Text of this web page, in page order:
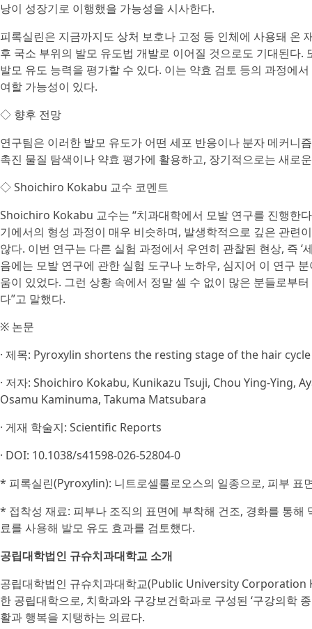
낭이 성장기로 이행했을 가능성을 시사한다.
피록실린은 지금까지도 상처 보호나 고정 등 인체에 사용돼 온
후 국소 부위의 발모 유도법 개발로 이어질 것으로도 기대된다
발모 유도 능력을 평가할 수 있다. 이는 약효 검토 등의 과정에
여할 가능성이 있다.
◇ 향후 전망
연구팀은 이러한 발모 유도가 어떤 세포 반응이나 분자 메커니
촉진 물질 탐색이나 약효 평가에 활용하고, 장기적으로는 새로
◇ Shoichiro Kokabu 교수 코멘트
Shoichiro Kokabu 교수는 “치과대학에서 모발 연구를 진행한
기에서의 형성 과정이 매우 비슷하며, 발생학적으로 깊은 관련
않다. 이번 연구는 다른 실험 과정에서 우연히 관찰된 현상, 즉
음에는 모발 연구에 관한 실험 도구나 노하우, 심지어 이 연구
움이 있었다. 그런 상황 속에서 정말 셀 수 없이 많은 분들로부
다”고 말했다.
※ 논문
· 제목: Pyroxylin shortens the resting stage of the hair
· 저자: Shoichiro Kokabu, Kunikazu Tsuji, Chou Ying-Ying,
Osamu Kaminuma, Takuma Matsubara
· 게재 학술지: Scientific Reports
· DOI: 10.1038/s41598-026-52804-0
* 피록실린(Pyroxylin): 니트로셀룰로오스의 일종으로, 피부 표
* 접착성 재료: 피부나 조직의 표면에 부착해 건조, 경화를 통
료를 사용해 발모 유도 효과를 검토했다.
공립대학법인 규슈치과대학교 소개
공립대학법인 규슈치과대학교(Public University
한 공립대학으로, 치학과와 구강보건학과로 구성된 ‘구강의학
활과 행복을 지탱하는 의료다.